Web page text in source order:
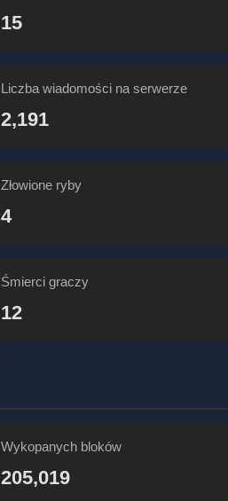
15
Liczba wiadomości na serwerze
2,191
Złowione ryby
4
Śmierci graczy
12
Wykopanych bloków
205,019